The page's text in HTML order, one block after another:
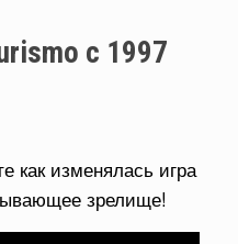
с 1997
как изменялась игра
зрелище!